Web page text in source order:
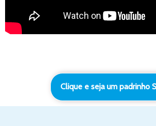
Clique e seja um padrinho